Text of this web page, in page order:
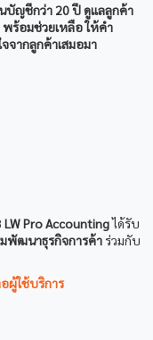
บัญชีกว่า 20 ปี ดูแลลูกค้า
ร้อมช่วยเหลือ ให้คำ
จากลูกค้าเสมอมา
LW Pro Accountingได้รับ
พัฒนาธุรกิจการค้าร่วมกับ
ผู้ใช้บริการ